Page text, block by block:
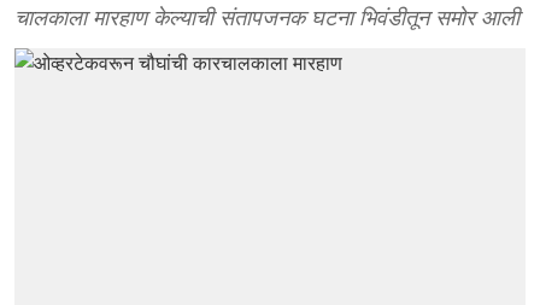
चालकाला मारहाण केल्याची संतापजनक घटना भिवंडीतून समोर आली